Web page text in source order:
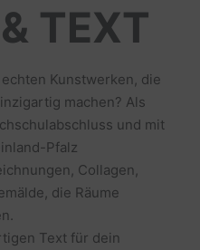
TEXT
Kunstwerken, die
machen? Als
und mit
Pfalz
Collagen,
die Räume
Text für dein